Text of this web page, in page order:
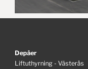
Depåer
Liftuthyrning - Västerås